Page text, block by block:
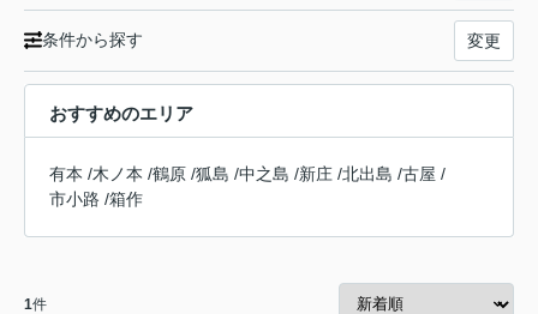
条件から探す 変更
おすすめのエリア
有本 /木ノ本 /鶴原 /狐島 /中之島 /新庄 /北出島 /古屋 /
市小路 /箱作
1件